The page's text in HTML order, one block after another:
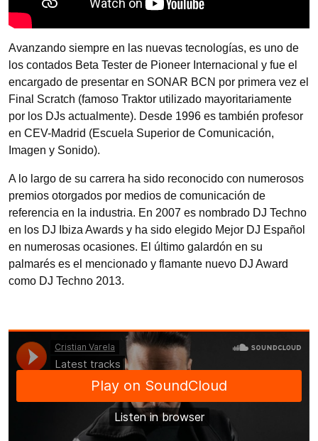
Avanzando siempre en las nuevas tecnologías, es uno de
los contados Beta Tester de Pioneer Internacional y fue el
encargado de presentar en SONAR BCN por primera vez el
Final Scratch (famoso Traktor utilizado mayoritariamente
por los DJs actualmente). Desde 1996 es también profesor
en CEV-Madrid (Escuela Superior de Comunicación,
Imagen y Sonido).
A lo largo de su carrera ha sido reconocido con numerosos
premios otorgados por medios de comunicación de
referencia en la industria. En 2007 es nombrado DJ Techno
en los DJ Ibiza Awards y ha sido elegido Mejor DJ Español
en numerosas ocasiones. El último galardón en su
palmarés es el mencionado y flamante nuevo DJ Award
como DJ Techno 2013.